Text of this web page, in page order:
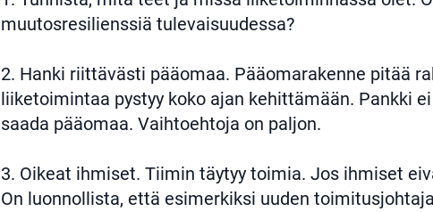
muutosresilienssiä tulevaisuudessa?
2. Hanki riittävästi pääomaa. Pääomarakenne pitää
liiketoimintaa pystyy koko ajan kehittämään. Pankki
saada pääomaa. Vaihtoehtoja on paljon.
3. Oikeat ihmiset. Tiimin täytyy toimia. Jos ihmiset
On luonnollista, että esimerkiksi uuden